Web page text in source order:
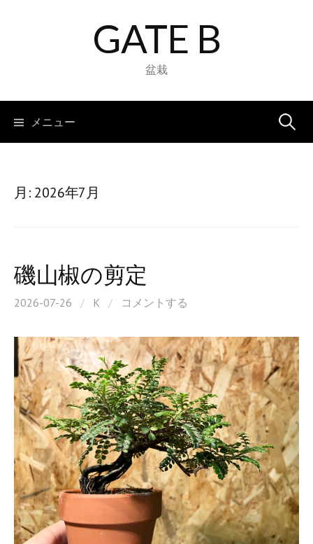
キ
GATE B
盆栽
メニュー 検
月: 2026年7月
磯山椒の剪定
2026-07-26 / K / コメントする